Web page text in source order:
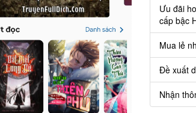
Võ Thế Giới
Đạo Bảng: Cẩu Thành Kiếm Thần Ta Bị Lộ
Ưu đãi
cấp bậc
Mua lẻ
Đề xuất
Nhận